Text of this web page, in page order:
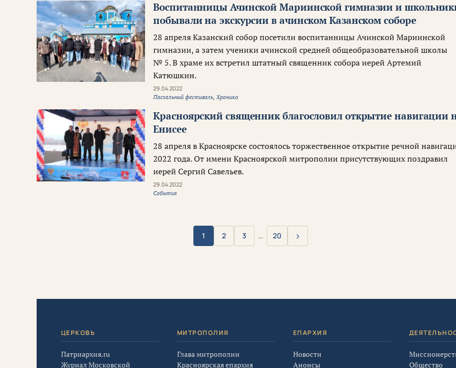
Воспитанницы Ачинской Мариинской гимназии и
побывали на экскурсии в ачинском Казанском соборе
28 апреля Казанский собор посетили воспитанницы Ачинской Мариинской
гимназии, а затем ученики ачинской средней общеобразовательной школы
№ 5. В храме их встретил штатный священник собора иерей Артемий
Катюшкин.
29.04.2022
Пасхальный фестиваль,Хроника
Красноярский священник благословил открытие навигации
Енисее
28 апреля в Красноярске состоялось торжественное открытие речной
2022 года. От имени Красноярской митрополии присутствующих поздравил
иерей Сергий Савельев.
29.04.2022
События
1 2 3 … 20 Вперёд
›
ЦЕРКОВЬ
Патриархия.ru
Журнал Московской
МИТРОПОЛИЯ
Глава митрополии
Красноярская епархия
ЕПАРХИЯ
Новости
Анонсы
Общество